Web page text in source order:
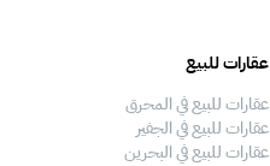
عقارات للبيع
عقارات للبيع في المحرق
عقارات للبيع في الجفير
عقارات للبيع في البحرين